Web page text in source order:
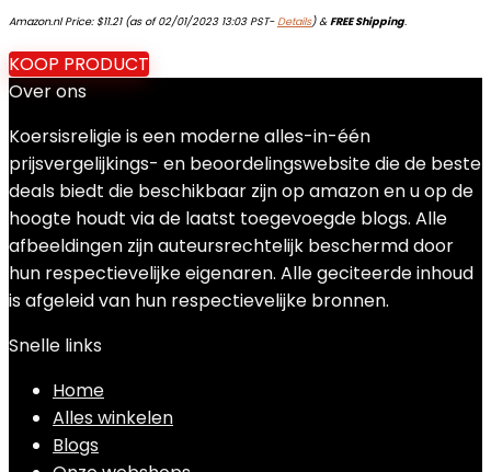
Amazon.nl Price: $11.21(as of 02/01/2023 13:03 PST-Details)&FREE Shipping.
KOOP PRODUCT
Over ons
Koersisreligie is een moderne alles-in-één
prijsvergelijkings- en beoordelingswebsite die de beste
deals biedt die beschikbaar zijn op amazon en u op de
hoogte houdt via de laatst toegevoegde blogs. Alle
afbeeldingen zijn auteursrechtelijk beschermd door
hun respectievelijke eigenaren. Alle geciteerde inhoud
is afgeleid van hun respectievelijke bronnen.
Snelle links
Home
Alles winkelen
Blogs